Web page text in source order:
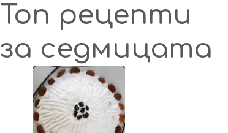
Топ рецепти
за седмицата